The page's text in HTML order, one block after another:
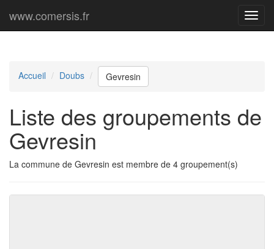
Menu
www.comersis.fr
Accueil Doubs Gevresin
Liste des groupements de
Gevresin
La commune de Gevresin est membre de 4 groupement(s)